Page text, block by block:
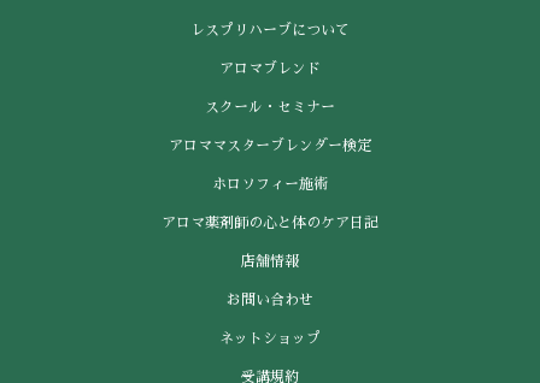
レスプリハーブについて
アロマブレンド
スクール・セミナー
アロママスターブレンダー検定
ホロソフィー施術
アロマ薬剤師の心と体のケア日記
店舗情報
お問い合わせ
ネットショップ
受講規約